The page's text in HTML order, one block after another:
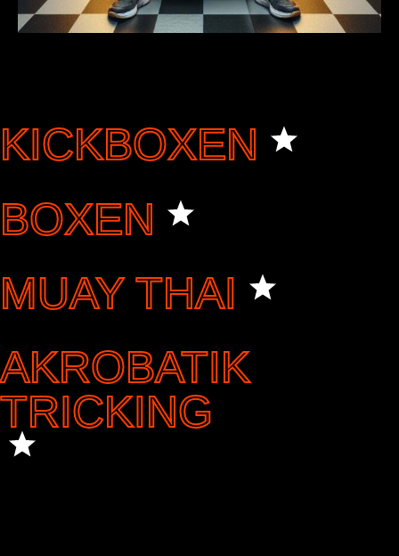
KICKBOXEN
BOXEN
MUAY THAI
AKROBATIK
TRICKING